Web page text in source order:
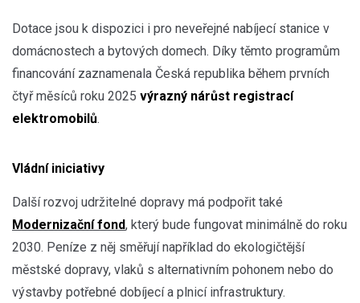
Dotace jsou k dispozici i pro neveřejné nabíjecí stanice v
domácnostech a bytových domech. Díky těmto programům
financování zaznamenala Česká republika během prvních
čtyř měsíců roku 2025 výrazný nárůst registrací
elektromobilů.
Vládní iniciativy
Další rozvoj udržitelné dopravy má podpořit také
Modernizační fond, který bude fungovat minimálně do roku
2030. Peníze z něj směřují například do ekologičtější
městské dopravy, vlaků s alternativním pohonem nebo do
výstavby potřebné dobíjecí a plnicí infrastruktury.